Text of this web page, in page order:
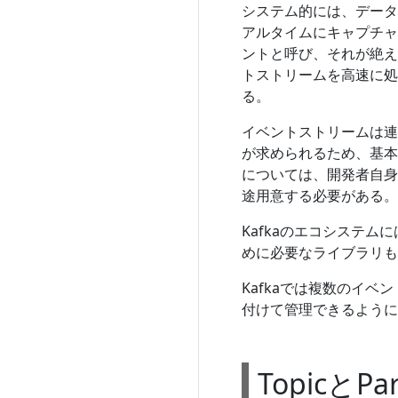
システム的には、デー
アルタイムにキャプチ
ントと呼び、それが絶
トストリームを高速に
る。
イベントストリームは
が求められるため、基
については、開発者自
途用意する必要がある。
Kafkaのエコシステム
めに必要なライブラリ
Kafkaでは複数のイベ
付けて管理できるよう
Topicと